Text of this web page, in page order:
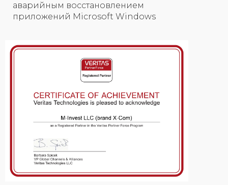
аварийным восстановлением
приложений Microsoft Windows